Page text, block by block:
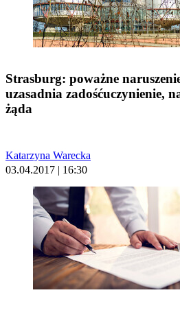
Strasburg: poważne
uzasadnia zadośćuczynienie,
żąda
Katarzyna Warecka
03.04.2017 | 16:30